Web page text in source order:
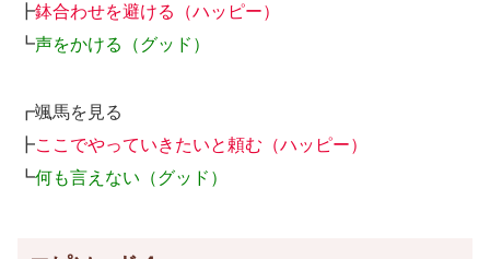
┣鉢合わせを避ける（ハッピー）
┗声をかける（グッド）
┏颯馬を見る
┣ここでやっていきたいと頼む（ハッピー）
┗何も言えない（グッド）